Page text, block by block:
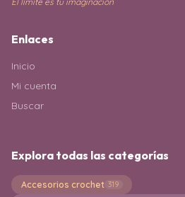
Enlaces
Inicio
Mi cuenta
Buscar
Explora todas las categorías
Accesorios crochet 319